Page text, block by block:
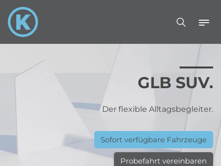
GLB SUV.
Der flexible Alltagsbegleiter.
Sofort verfügbare Fahrzeuge
Probefahrt vereinbaren